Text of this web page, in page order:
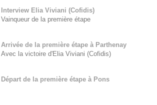
Interview Elia Viviani (Cofidis)
Vainqueur de la première étape
Arrivée de la première étape à Parthenay
Avec la victoire d'Elia Viviani (Cofidis)
Départ de la première étape à Pons